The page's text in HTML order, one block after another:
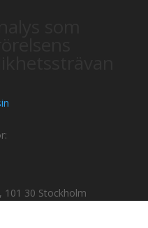
101 30 Stockholm